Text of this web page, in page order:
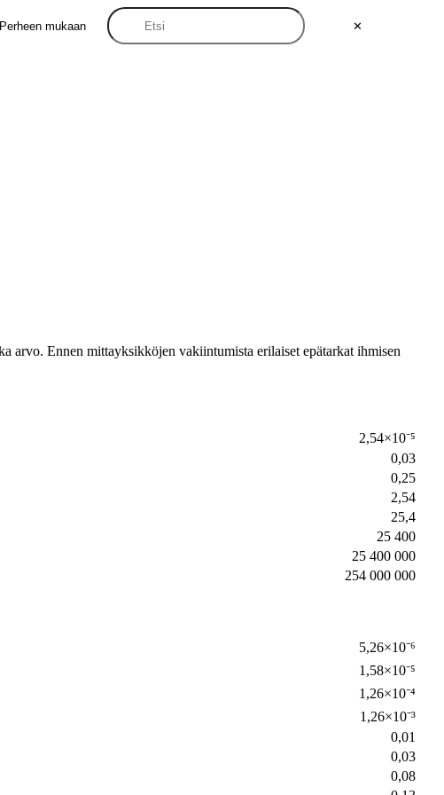
✕
Perheen mukaan
arvo. Ennen mittayksikköjen vakiintumista erilaiset epätarkat ihmisen
2,54×10⁻⁵
0,03
0,25
2,54
25,4
25 400
25 400 000
254 000 000
5,26×10⁻⁶
1,58×10⁻⁵
1,26×10⁻⁴
1,26×10⁻³
0,01
0,03
0,08